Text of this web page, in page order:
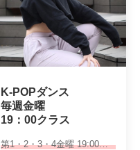
K-POPダンス
毎週金曜
19：00クラス
第1・2・3・4金曜 19:00～20:00